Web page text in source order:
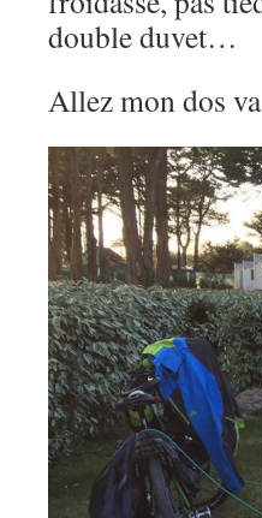
double duvet…
Allez mon dos